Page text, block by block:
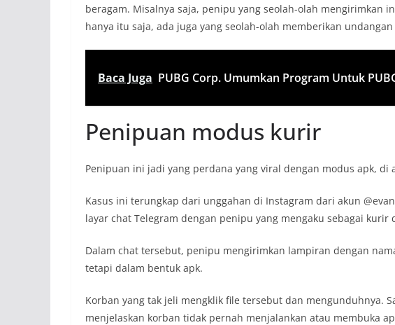
beragam. Misalnya saja, penipu yang seolah-olah mengirimkan
hanya itu saja, ada juga yang seolah-olah memberikan
Baca Juga PUBG Corp. Umumkan Program Untuk
Penipuan modus kurir
Penipuan ini jadi yang perdana yang viral dengan modus apk, di
Kasus ini terungkap dari unggahan di Instagram dari akun
layar chat Telegram dengan penipu yang mengaku sebagai kurir
Dalam chat tersebut, penipu mengirimkan lampiran dengan nama
tetapi dalam bentuk apk.
Korban yang tak jeli mengklik file tersebut dan mengunduhnya.
menjelaskan korban tidak pernah menjalankan atau membuka